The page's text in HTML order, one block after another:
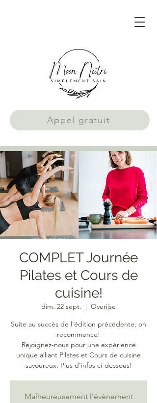
Appel gratuit
COMPLET Journée
Pilates et Cours de
cuisine!
dim. 22 sept.
  |
Overijse
Suite au succès de l'édition précédente, on
recommence!
Rejoignez-nous pour une expérience
unique alliant Pilates et Cours de cuisine
savoureux. Plus d'infos ci-dessous!
Malheureusement l'évènement